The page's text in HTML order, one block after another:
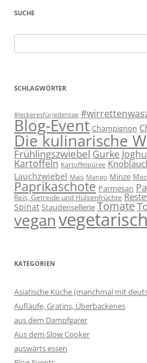
SUCHE
nach:
SCHLAGWÖRTER
#leckeresfürjedentag
Blog-Event Champignon
Die kulinarische
Frühlingszwiebel Gurke
Kartoffeln Kartoffelpüree
Lauchzwiebel Mais Mango Minze
Paprikaschote Parmesan
Reis, Getreide und Hülsenfrüchte
Spinat Staudensellerie Tomate
vegan
KATEGORIEN
Asiatische Küche (manchmal mit
Aufläufe, Gratins, Überbackenes
aus dem Dampfgarer
Aus dem Slow Cooker
auswärts essen